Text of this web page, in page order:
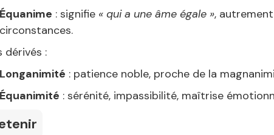
Équanime : signifie « qui a une âme égale »,
circonstances.
dérivés :
Longanimité : patience noble, proche de la
Équanimité : sérénité, impassibilité, maîtrise